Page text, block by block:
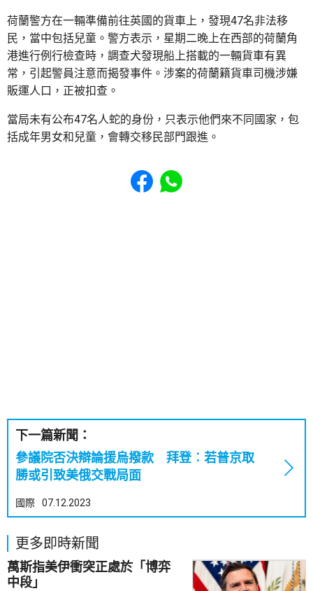
荷蘭警方在一輛準備前往英國的貨車上，發現47名非法移
民，當中包括兒童。警方表示，星期二晚上在西部的荷蘭角
港進行例行檢查時，調查犬發現船上搭載的一輛貨車有異
常，引起警員注意而揭發事件。涉案的荷蘭籍貨車司機涉嫌
販運人口，正被扣查。
當局未有公布47名人蛇的身份，只表示他們來不同國家，包
括成年男女和兒童，會轉交移民部門跟進。
Share to Facebook
Share to WhatsApp
下一篇新聞：
參議院否決辯論援烏撥款 拜登︰若普京取
勝或引致美俄交戰局面
國際 07.12.2023
更多即時新聞
萬斯指美伊衝突正處於「博弈
中段」